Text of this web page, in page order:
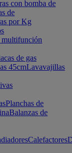
con bomba de
de
por Kg
de gas
45cmLavavajillas
Planchas de
Balanzas de
Calefactores